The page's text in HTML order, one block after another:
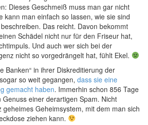
Dieses Geschmeiß muss man gar nicht
kann man einfach so lassen, wie sie sind
Das reicht. Davon bekommt
Schädel nicht nur für den Friseur hat,
Und auch wer sich bei der
nicht so vorgedrängelt hat, fühlt Ekel.
Banken“ in ihrer Diskreditierung der
so weit gegangen, dass sie eine
gemacht haben. Immerhin schon 856 Tage
einer derartigen Spam. Nicht
geheimes Geheimsystem, mit dem man sich
ziehen kann.